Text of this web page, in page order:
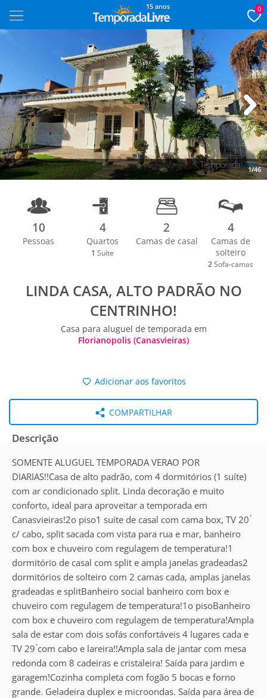
15 anos 0
1/46
Next
10
Pessoas
4
Quartos
1 Suíte
2
Camas de casal
4
Camas de
solteiro
2 Sofa-camas
LINDA CASA, ALTO PADRÃO NO
CENTRINHO!
Casa para aluguel de temporada em
Florianopolis (Canasvieiras)
Adicionar aos favoritos
COMPARTILHAR
Descrição
SOMENTE ALUGUEL TEMPORADA VERAO POR
DIARIAS!!Casa de alto padrão, com 4 dormitórios (1 suíte)
com ar condicionado split. Linda decoração e muito
conforto, ideal para aproveitar a temporada em
Canasvieiras!2o piso1 suíte de casal com cama box, TV 20 ́
c/ cabo, split sacada com vista para rua e mar, banheiro
com box e chuveiro com regulagem de temperatura!1
dormitório de casal com split e ampla janelas gradeadas2
dormitórios de solteiro com 2 camas cada, amplas janelas
gradeadas e splitBanheiro social banheiro com box e
chuveiro com regulagem de temperatura!1o pisoBanheiro
com box e chuveiro com regulagem de temperatura!Ampla
sala de estar com dois sofás confortáveis 4 lugares cada e
TV 29 ́com cabo e lareira!!Ampla sala de jantar com mesa
redonda com 8 cadeiras e cristaleira! Saída para jardim e
garagem!Cozinha completa com fogão 5 bocas e forno
grande. Geladeira duplex e microondas. Saída para área de